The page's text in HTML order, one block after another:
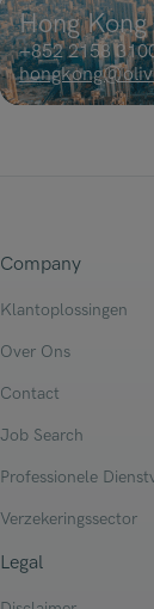
Hong Kong
+852 2158
Company
Klantoplossingen
Over Ons
Contact
Job Search
Professionele
Verzekeringssector
Legal